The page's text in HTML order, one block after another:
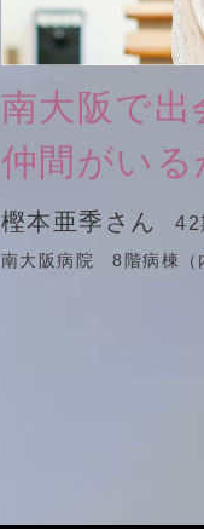
南大阪で出
仲間がいる
樫本亜季さん 42
南大阪病院 8階病棟（